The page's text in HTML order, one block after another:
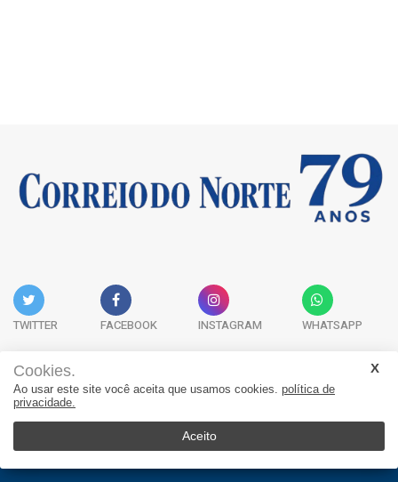
TWITTER FACEBOOK INSTAGRAM WHATSAPP
Acervo Digital Fale Conosco Quem Somos
Cookies.
Ao usar este site você aceita que usamos cookies. política de
privacidade.
Aceito